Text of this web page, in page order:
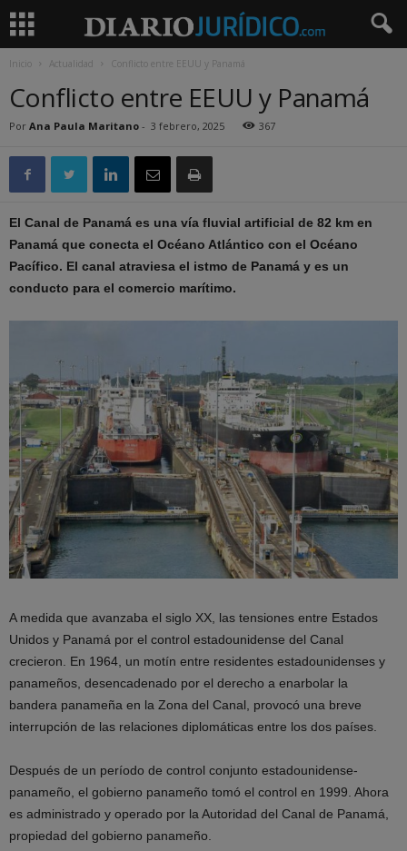
Inicio Actualidad Conflicto entre EEUU y Panamá
Conflicto entre EEUU y Panamá
Por Ana Paula Maritano - 3 febrero, 2025 367
El Canal de Panamá es una vía fluvial artificial de 82 km en
Panamá que conecta el Océano Atlántico con el Océano
Pacífico. El canal atraviesa el istmo de Panamá y es un
conducto para el comercio marítimo.
A medida que avanzaba el siglo XX, las tensiones entre Estados
Unidos y Panamá por el control estadounidense del Canal
crecieron. En 1964, un motín entre residentes estadounidenses y
panameños, desencadenado por el derecho a enarbolar la
bandera panameña en la Zona del Canal, provocó una breve
interrupción de las relaciones diplomáticas entre los dos países.
Después de un período de control conjunto estadounidense-
panameño, el gobierno panameño tomó el control en 1999. Ahora
es administrado y operado por la Autoridad del Canal de Panamá,
propiedad del gobierno panameño.